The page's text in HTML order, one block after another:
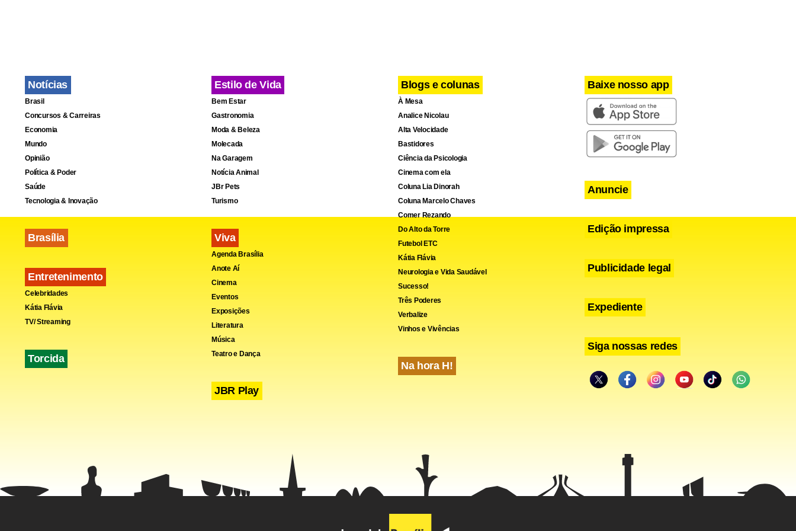
Facebook Telegram
Share
Notícias
Brasil
Concursos & Carreiras
Economia
Mundo
Opinião
Política & Poder
Saúde
Tecnologia & Inovação
Brasília
Entretenimento
Celebridades
Kátia Flávia
TV/ Streaming
Torcida
Estilo de Vida
Bem Estar
Gastronomia
Moda & Beleza
Molecada
Na Garagem
Notícia Animal
JBr Pets
Turismo
Viva
Agenda Brasília
Anote Aí
Cinema
Eventos
Exposições
Literatura
Música
Teatro e Dança
JBR Play
Blogs e colunas
À Mesa
Analice Nicolau
Alta Velocidade
Bastidores
Ciência da Psicologia
Cinema com ela
Coluna Lia Dinorah
Coluna Marcelo Chaves
Comer Rezando
Do Alto da Torre
Futebol ETC
Kátia Flávia
Neurologia e Vida Saudável
Sucesso!
Três Poderes
Verbalize
Vinhos e Vivências
Na hora H!
Baixe nosso app
Anuncie
Edição impressa
Publicidade legal
Expediente
Siga nossas redes